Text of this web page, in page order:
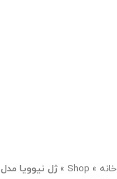
خانه »
Shop
» ژل نیوویا مدل Stimulate